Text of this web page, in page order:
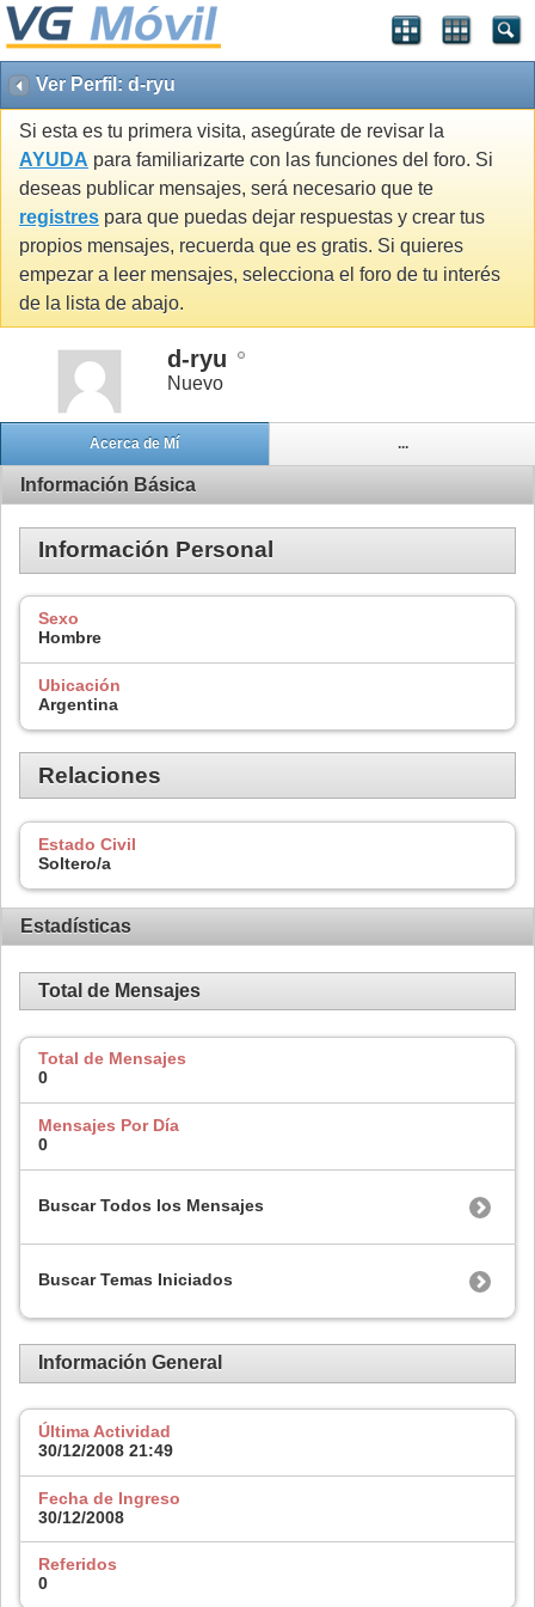
Ver Perfil: d-ryu
Si esta es tu primera visita, asegúrate de revisar la
AYUDA para familiarizarte con las funciones del foro. Si
deseas publicar mensajes, será necesario que te
registres para que puedas dejar respuestas y crear tus
propios mensajes, recuerda que es gratis. Si quieres
empezar a leer mensajes, selecciona el foro de tu interés
de la lista de abajo.
d-ryu
Nuevo
Acerca de Mí ...
Información Básica
Información Personal
Sexo
Hombre
Ubicación
Argentina
Relaciones
Estado Civil
Soltero/a
Estadísticas
Total de Mensajes
Total de Mensajes
0
Mensajes Por Día
0
Buscar Todos los Mensajes
Buscar Temas Iniciados
Información General
Última Actividad
30/12/2008 21:49
Fecha de Ingreso
30/12/2008
Referidos
0